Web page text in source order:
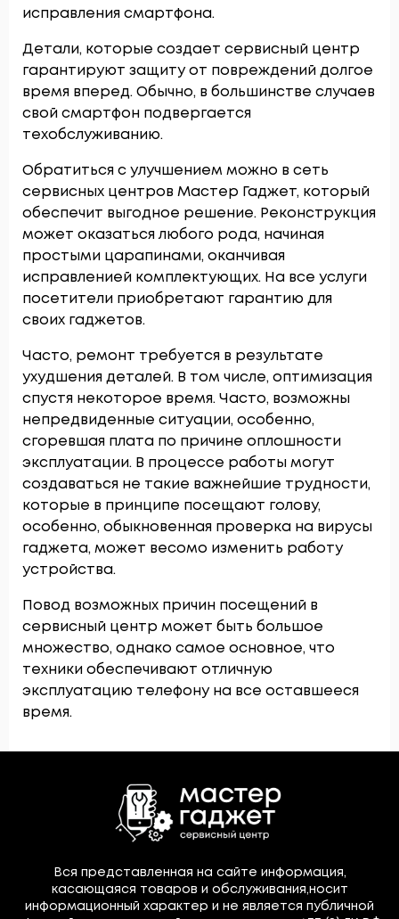
исправления смартфона.
Детали, которые создает сервисный центр
гарантируют защиту от повреждений долгое
время вперед. Обычно, в большинстве случаев
свой смартфон подвергается
техобслуживанию.
Обратиться с улучшением можно в сеть
сервисных центров Мастер Гаджет, который
обеспечит выгодное решение. Реконструкция
может оказаться любого рода, начиная
простыми царапинами, оканчивая
исправленией комплектующих. На все услуги
посетители приобретают гарантию для
своих гаджетов.
Часто, ремонт требуется в результате
ухудшения деталей. В том числе, оптимизация
спустя некоторое время. Часто, возможны
непредвиденные ситуации, особенно,
сгоревшая плата по причине оплошности
эксплуатации. В процессе работы могут
создаваться не такие важнейшие трудности,
которые в принципе посещают голову,
особенно, обыкновенная проверка на вирусы
гаджета, может весомо изменить работу
устройства.
Повод возможных причин посещений в
сервисный центр может быть большое
множество, однако самое основное, что
техники обеспечивают отличную
эксплуатацию телефону на все оставшееся
время.
Вся представленная на сайте информация,
касающаяся товаров и обслуживания,носит
информационный характер и не является публичной